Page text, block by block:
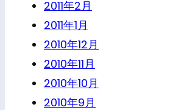
2011年2月
2011年1月
2010年12月
2010年11月
2010年10月
2010年9月